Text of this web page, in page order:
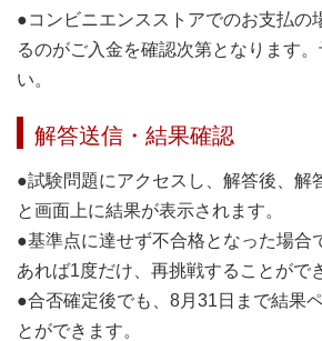
●コンビニエンスストアでのお支払の
るのがご入金を確認次第となります
い。
解答送信・結果確認
●試験問題にアクセスし、解答後、解
と画面上に結果が表示されます。
●基準点に達せず不合格となった場合
あれば1度だけ、再挑戦することがで
●合否確定後でも、8月31日まで結果
とができます。